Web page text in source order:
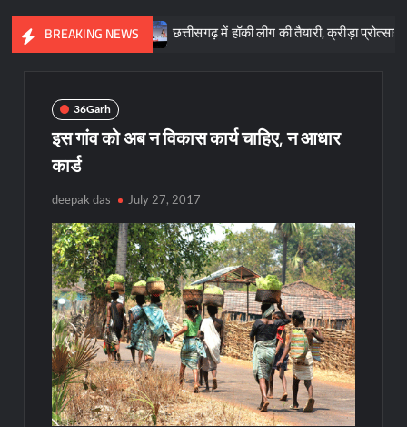
BREAKING NEWS
: साय छत्तीसगढ़ में हॉकी लीग की तैयारी, क्रीड़ा प्रोत्साहन योजना के
36Garh
इस गांव को अब न विकास कार्य चाहिए, न आधार
कार्ड
deepak das July 27, 2017